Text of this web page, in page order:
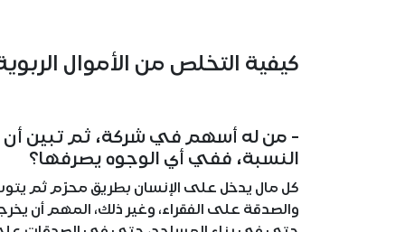
كيفية التخلص من الأموال
- من له أسهم في شركة، ثم تبين أن
النسبة، ففي أي الوجوه يصرفها؟
كل مال يدخل على الإنسان بطريق محرّم ثم يتوب
والصدقة على الفقراء، وغير ذلك، المهم أن